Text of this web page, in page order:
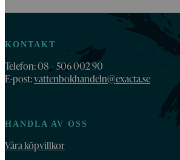
KONTAKT
Telefon: 08 – 506 002 90
E-post:vattenbokhandeln@exacta.se
HANDLA AV OSS
Våra köpvillkor